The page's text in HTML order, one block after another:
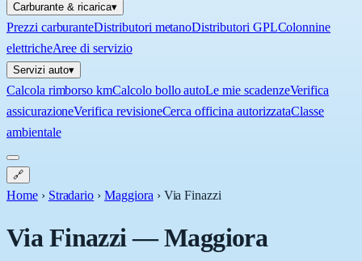
Carburante & ricarica▾
Prezzi carburanteDistributori metanoDistributori GPLColonnine
elettricheAree di servizio
Servizi auto▾
Calcola rimborso kmCalcolo bollo autoLe mie scadenzeVerifica
assicurazioneVerifica revisioneCerca officina autorizzataClasse
ambientale
🔗
Home › Stradario › Maggiora › Via Finazzi
Via Finazzi—Maggiora